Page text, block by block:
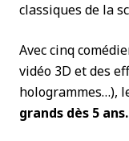
classiques de la
Avec cinq
vidéo 3D et des
hologrammes…),
grands dès 5 ans.